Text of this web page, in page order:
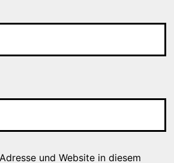
und Website in diesem